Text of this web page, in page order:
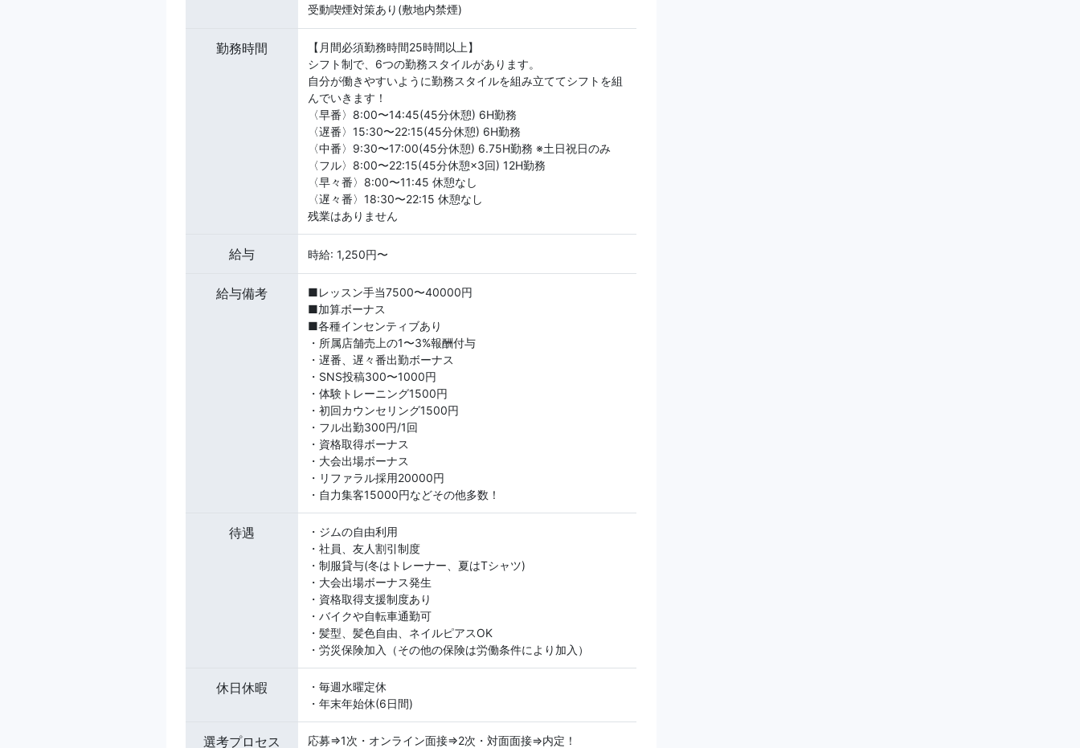
受動喫煙対策あり(敷地内禁煙)
勤務時間
【月間必須勤務時間25時間以上】
シフト制で、6つの勤務スタイルがあります。
自分が働きやすいように勤務スタイルを組み立ててシフトを組
んでいきます！
〈早番〉8:00〜14:45(45分休憩) 6H勤務
〈遅番〉15:30〜22:15(45分休憩) 6H勤務
〈中番〉9:30〜17:00(45分休憩) 6.75H勤務 ※土日祝日のみ
〈フル〉8:00〜22:15(45分休憩×3回) 12H勤務
〈早々番〉8:00〜11:45 休憩なし
〈遅々番〉18:30〜22:15 休憩なし
残業はありません
給与 時給: 1,250円〜
給与備考
■レッスン手当7500〜40000円
■加算ボーナス
■各種インセンティブあり
・​所属店舗売上の1〜3%報酬付与
・遅番、遅々番出勤ボーナス
・SNS投稿300〜1000円
・体験トレーニング1500円
・初回カウンセリング1500円
・フル出勤300円/1回
・資格取得ボーナス
・大会出場ボーナス
・リファラル採用20000円
・自力集客15000円などその他多数！
待遇
・ジムの自由利用
・社員、友人割引制度
・制服貸与(冬はトレーナー、夏はTシャツ)
・大会出場ボーナス発生
・資格取得支援制度あり​
・バイクや自転車通勤可
・髪型、髪色自由、ネイルピアスOK
・労災保険加入（その他の保険は労働条件により加入）
休日休暇
・毎週水曜定休
・年末年始休(6日間)
選考プロセス 応募⇒1次・オンライン面接⇒2次・対面面接⇒内定！